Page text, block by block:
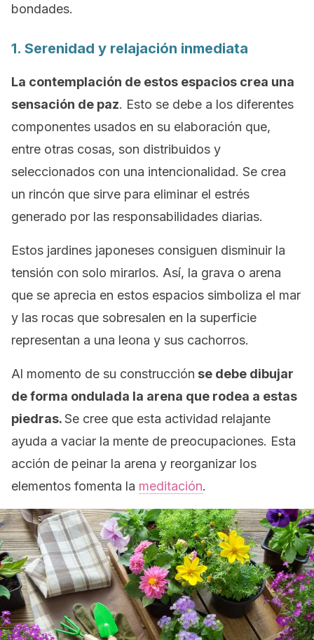
bondades.
1. Serenidad y relajación inmediata
La contemplación de estos espacios crea una
sensación de paz. Esto se debe a los diferentes
componentes usados en su elaboración que,
entre otras cosas, son distribuidos y
seleccionados con una intencionalidad. Se crea
un rincón que sirve para eliminar el estrés
generado por las responsabilidades diarias.
Estos jardines japoneses consiguen disminuir la
tensión con solo mirarlos. Así, la grava o arena
que se aprecia en estos espacios simboliza el mar
y las rocas que sobresalen en la superficie
representan a una leona y sus cachorros.
Al momento de su construcción se debe dibujar
de forma ondulada la arena que rodea a estas
piedras.Se cree que esta actividad relajante
ayuda a vaciar la mente de preocupaciones. Esta
acción de peinar la arena y reorganizar los
elementos fomenta la meditación.